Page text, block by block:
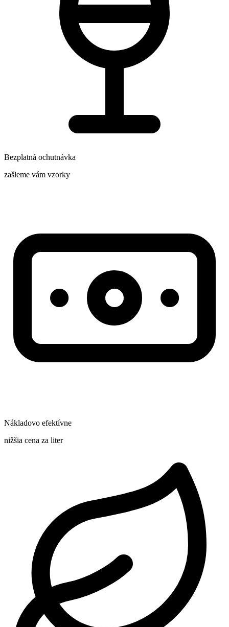
Bezplatná ochutnávka
zašleme vám vzorky
Nákladovo efektívne
nižšia cena za liter